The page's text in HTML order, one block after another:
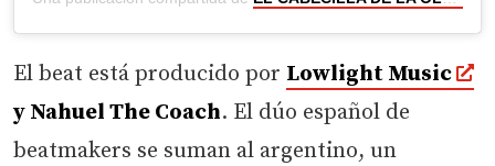
El beat está producido por Lowlight Music
y Nahuel The Coach. El dúo español de
beatmakers se suman al argentino, un